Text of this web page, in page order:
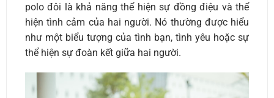
polo đôi là khả năng thể hiện sự đồng điệu và thể
hiện tình cảm của hai người. Nó thường được hiểu
như một biểu tượng của tình bạn, tình yêu hoặc sự
thể hiện sự đoàn kết giữa hai người.